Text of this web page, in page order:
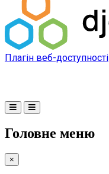
Плагін веб-доступності
Головне меню
×